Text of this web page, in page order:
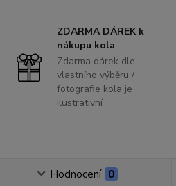
ZDARMA DÁREK k
nákupu kola
Zdarma dárek dle
vlastního výběru /
fotografie kola je
ilustrativní
Hodnocení 0